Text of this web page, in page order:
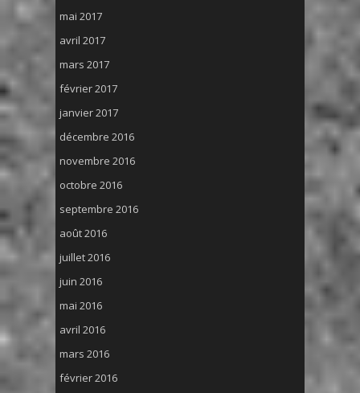
mai 2017
avril 2017
mars 2017
février 2017
janvier 2017
décembre 2016
novembre 2016
octobre 2016
septembre 2016
août 2016
juillet 2016
juin 2016
mai 2016
avril 2016
mars 2016
février 2016